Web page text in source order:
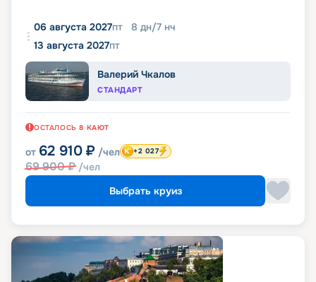
06 августа 2027пт 8 дн/7 нч
13 августа 2027пт
Валерий Чкалов
СТАНДАРТ
ОСТАЛОСЬ 8 КАЮТ
от 62 910 ₽ /чел
69 900₽ /чел
+2 027
Выбрать круиз